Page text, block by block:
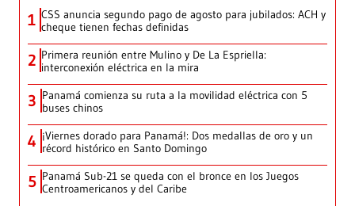
1 CSS anuncia segundo pago de agosto para jubilados: ACH y
cheque tienen fechas definidas
2 Primera reunión entre Mulino y De La Espriella:
interconexión eléctrica en la mira
3 Panamá comienza su ruta a la movilidad eléctrica con 5
buses chinos
4 ¡Viernes dorado para Panamá!: Dos medallas de oro y un
récord histórico en Santo Domingo
5 Panamá Sub-21 se queda con el bronce en los Juegos
Centroamericanos y del Caribe